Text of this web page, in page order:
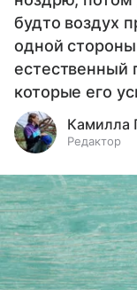
будто воздух
одной
естественный
которые его
Камилла
Редактор